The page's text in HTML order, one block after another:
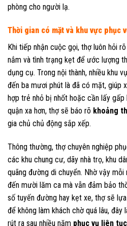
phòng cho người lạ.
Thời gian có mặt và khu vực phục
Khi tiếp nhận cuộc gọi, thợ luôn hỏi
nắm và tình trạng kẹt để ước lượng
dụng cụ. Trong nội thành, nhiều khu
đến ba mươi phút là đã có mặt, giúp
hợp trẻ nhỏ bị nhốt hoặc cần lấy
quận xa hơn, thợ sẽ báo rõ khoảng
gia chủ chủ động sắp xếp.
Thông thường, thợ chuyên nghiệp
các khu chung cư, dãy nhà trọ, khu
quãng đường di chuyển. Nhờ vậy
đến mười lăm ca mà vẫn đảm bảo
số tuyến đường hay kẹt xe, thợ sẽ
để không làm khách chờ quá lâu,
rút ra sau nhiều năm phục vụ liên